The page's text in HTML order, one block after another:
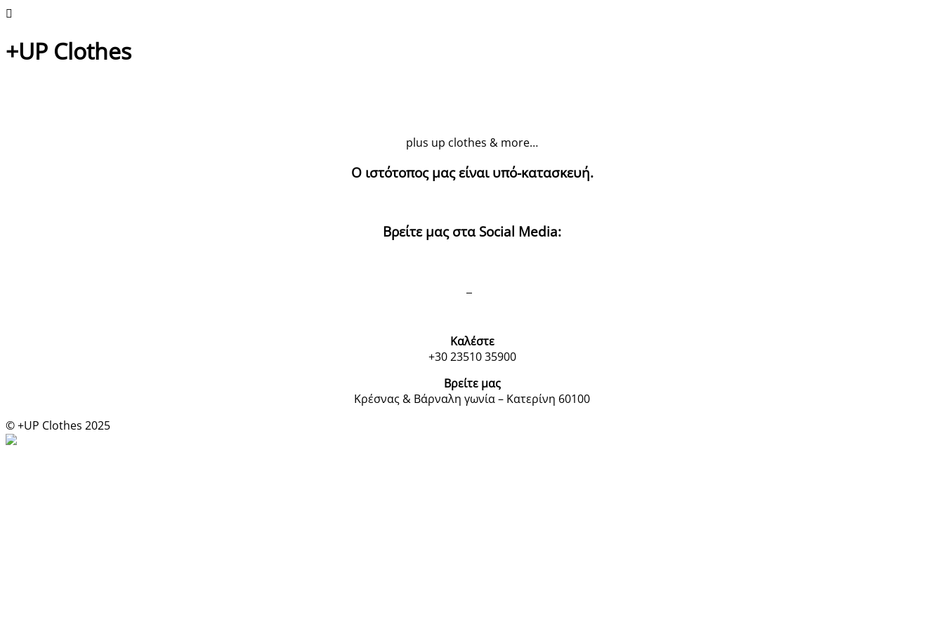
+UP Clothes
plus up clothes & more…
Ο ιστότοπος μας είναι υπό-κατασκευή.
Βρείτε μας στα Social Media:
Καλέστε
+30 23510 35900
Βρείτε μας
Κρέσνας & Βάρναλη γωνία – Κατερίνη 60100
© +UP Clothes 2025